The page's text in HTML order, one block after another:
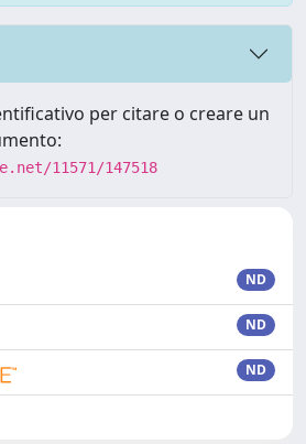
per citare o creare un
11571/147518
ND
ND
ND